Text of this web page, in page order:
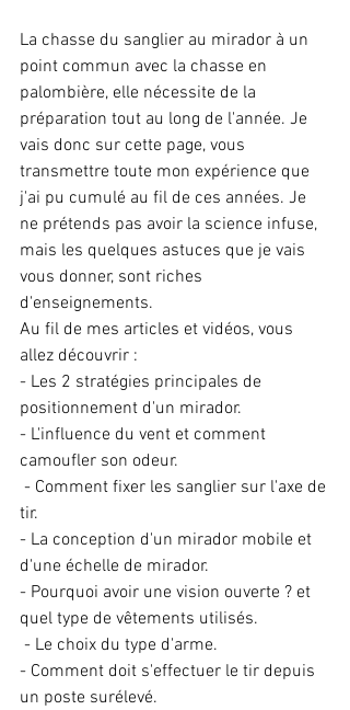
La chasse du sanglier au mirador à un
point commun avec la chasse en
palombière, elle nécessite de la
préparation tout au long de l'année. Je
vais donc sur cette page, vous
transmettre toute mon expérience que
j'ai pu cumulé au fil de ces années. Je
ne prétends pas avoir la science infuse,
mais les quelques astuces que je vais
vous donner, sont riches
d'enseignements.
Au fil de mes articles et vidéos, vous
allez découvrir :
- Les 2 stratégies principales de
positionnement d'un mirador.
- L'influence du vent et comment
camoufler son odeur.
tir.
- La conception d'un mirador mobile et
d'une échelle de mirador.
- Pourquoi avoir une vision ouverte ? et
quel type de vêtements utilisés.
- Le choix du type d'arme.
- Comment doit s'effectuer le tir depuis
un poste surélevé.